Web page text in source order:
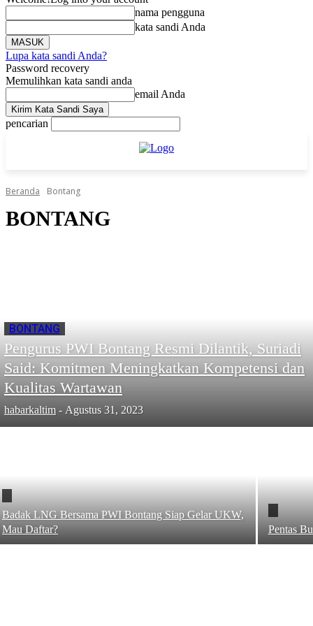
nama pengguna
kata sandi Anda
Lupa kata sandi Anda?
Password recovery
Memulihkan kata sandi anda
email Anda
pencarian
Beranda Bontang
BONTANG
BONTANG
Pengurus PWI Bontang Resmi Dilantik, Suriadi
Said: Komitmen Meningkatkan Kompetensi dan
Kualitas Wartawan
habarkaltim - Agustus 31, 2023
Badak LNG Bersama PWI Bontang Siap Gelar UKW,
Mau Daftar?
Pentas